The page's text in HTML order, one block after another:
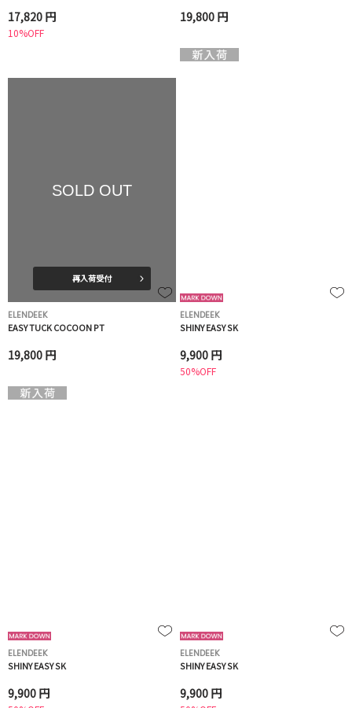
17,820 円
10%OFF
19,800 円
SOLD OUT
再入荷受付
ELENDEEK
EASY TUCK COCOON PT
19,800 円
ELENDEEK
SHINY EASY SK
9,900 円
50%OFF
ELENDEEK
SHINY EASY SK
9,900 円
ELENDEEK
SHINY EASY SK
9,900 円